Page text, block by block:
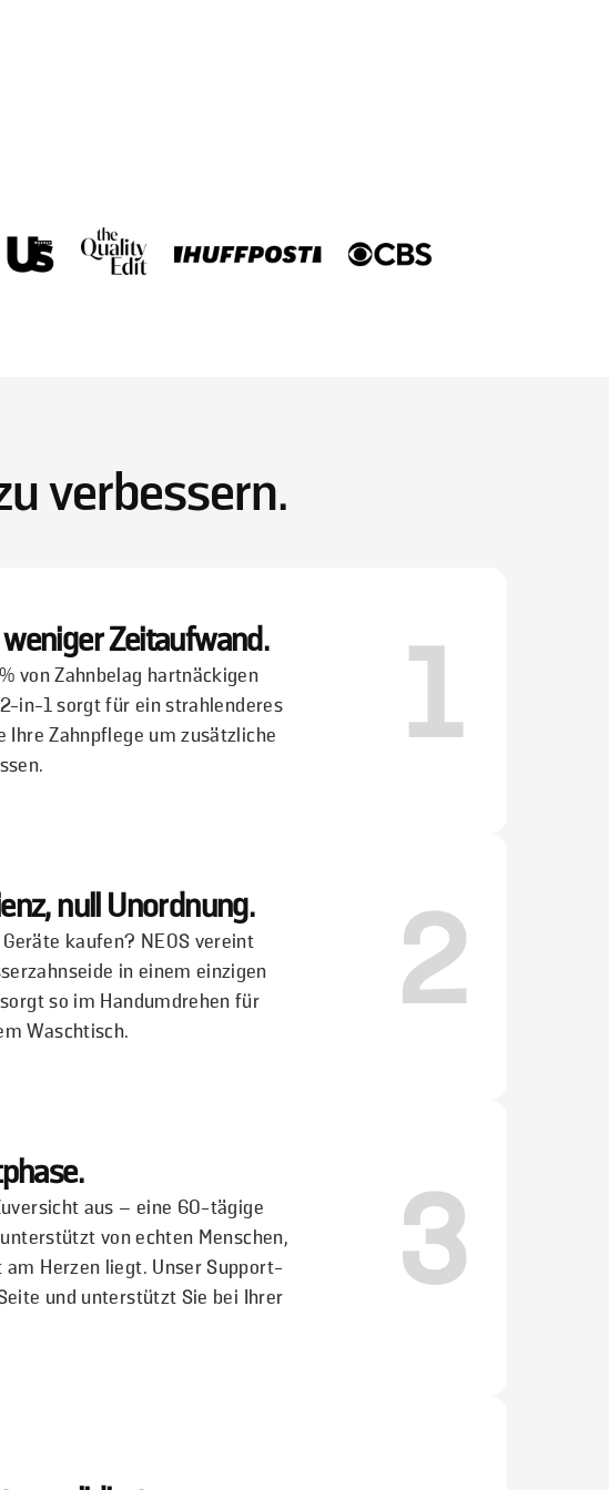
verbessern.
Zeitaufwand.
von Zahnbelag hartnäckigen
in-1 sorgt für ein strahlenderes
Ihre Zahnpflege um zusätzliche
1
null Unordnung.
kaufen? NEOS vereint
in einem einzigen
so im Handumdrehen für
Waschtisch.
2
aus – eine 60-tägige
von echten Menschen,
am Herzen liegt. Unser Support-
und unterstützt Sie bei Ihrer
3